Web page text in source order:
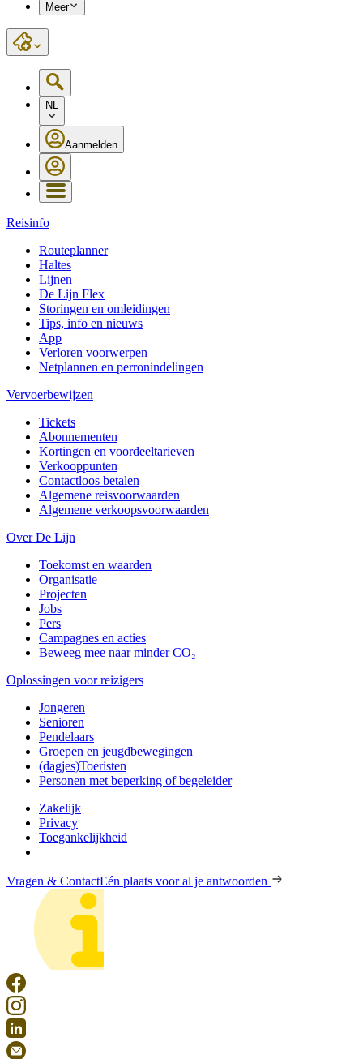
Meer
NL
Aanmelden
Reisinfo
Routeplanner
Haltes
Lijnen
De Lijn Flex
Storingen en omleidingen
Tips, info en nieuws
App
Verloren voorwerpen
Netplannen en perronindelingen
Vervoerbewijzen
Tickets
Abonnementen
Kortingen en voordeeltarieven
Verkooppunten
Contactloos betalen
Algemene reisvoorwaarden
Algemene verkoopsvoorwaarden
Over De Lijn
Toekomst en waarden
Organisatie
Projecten
Jobs
Pers
Campagnes en acties
Beweeg mee naar minder CO₂
Oplossingen voor reizigers
Jongeren
Senioren
Pendelaars
Groepen en jeugdbewegingen
(dagjes)Toeristen
Personen met beperking of begeleider
Zakelijk
Privacy
Toegankelijkheid
Vragen & ContactEén plaats voor al je antwoorden